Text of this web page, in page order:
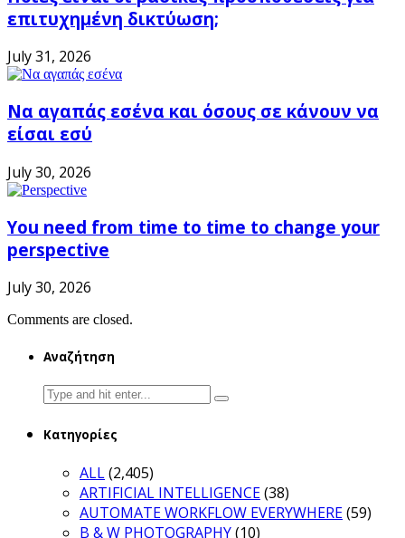
επιτυχημένη δικτύωση;
July 31, 2026
Να αγαπάς εσένα και όσους σε κάνουν να
είσαι εσύ
July 30, 2026
You need from time to time to change your
perspective
July 30, 2026
Comments are closed.
Αναζήτηση
Search
for:
Κατηγορίες
ALL(2,405)
ARTIFICIAL INTELLIGENCE(38)
AUTOMATE WORKFLOW EVERYWHERE(59)
B & W PHOTOGRAPHY(10)